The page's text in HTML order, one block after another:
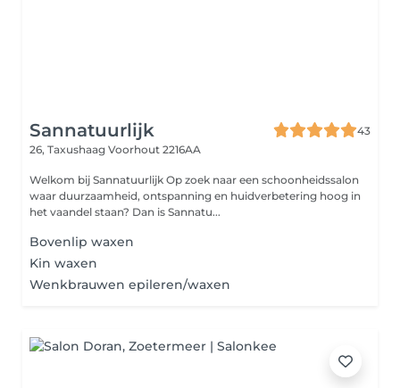
Sannatuurlijk
43
26, Taxushaag Voorhout 2216AA
Welkom bij Sannatuurlijk Op zoek naar een schoonheidssalon
waar duurzaamheid, ontspanning en huidverbetering hoog in
het vaandel staan? Dan is Sannatu...
Bovenlip waxen
Kin waxen
Wenkbrauwen epileren/waxen